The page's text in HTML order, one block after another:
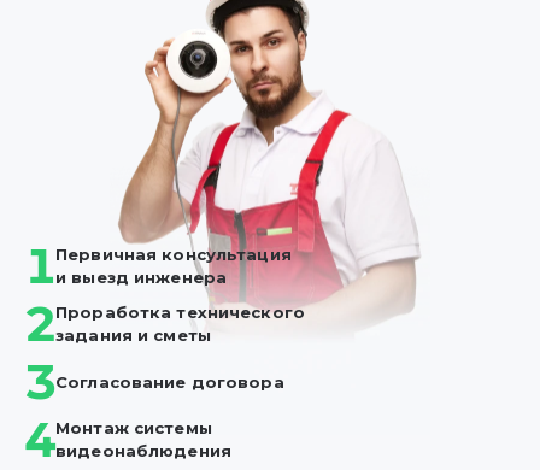
1Первичная консультация
и выезд инженера
2Проработка технического
задания и сметы
3Согласование договора
4Монтаж системы
видеонаблюдения